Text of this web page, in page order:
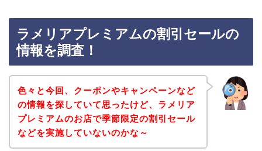
ラメリアプレミアムの割引セールの
情報を調査！
色々と今回、クーポンやキャンペーンなど
の情報を探していて思ったけど、ラメリア
プレミアムのお店で季節限定の割引セール
などを実施していないのかな～